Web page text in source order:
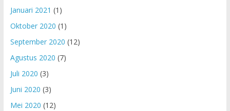
Januari 2021 (1)
Oktober 2020 (1)
September 2020 (12)
Agustus 2020 (7)
Juli 2020 (3)
Juni 2020 (3)
Mei 2020 (12)